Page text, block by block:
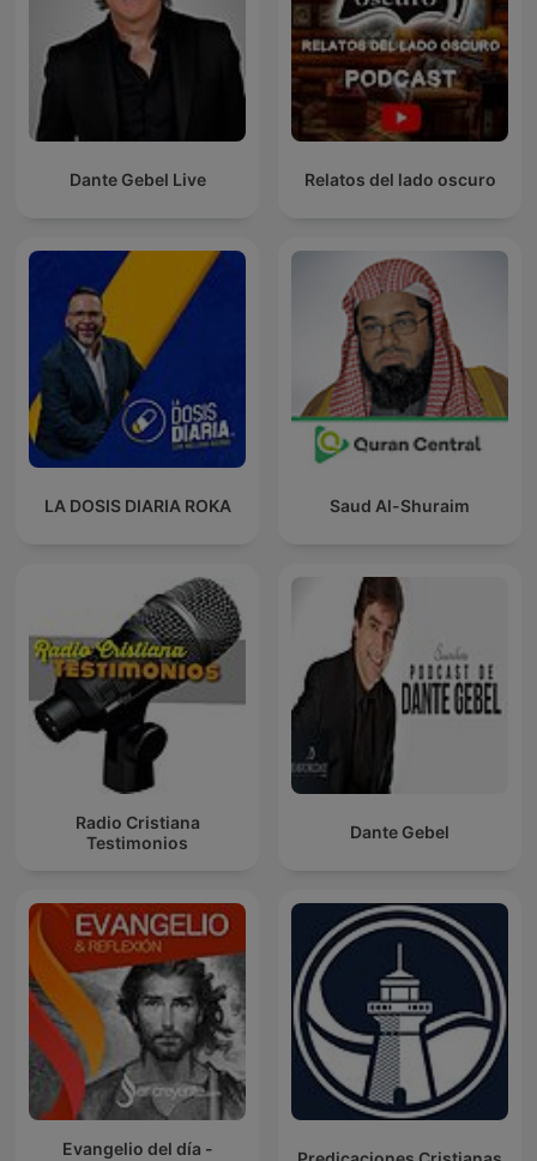
Dante Gebel Live Relatos del lado oscuro
LA DOSIS DIARIA ROKA Saud Al-Shuraim
Radio Cristiana
Testimonios
Dante Gebel
Evangelio del día -